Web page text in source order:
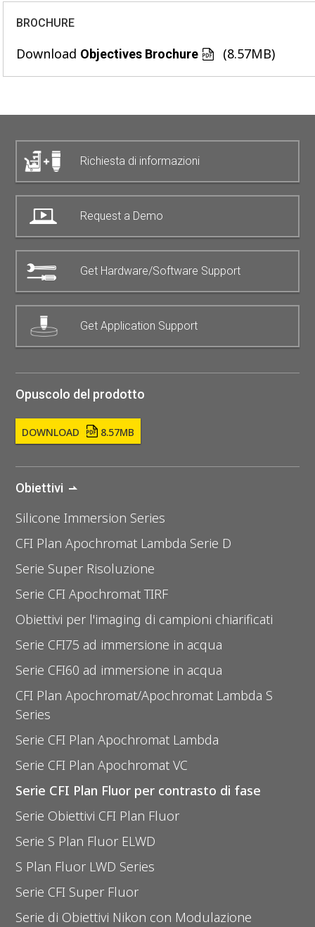
BROCHURE
Download Objectives Brochure (8.57MB)
Richiesta di informazioni
Request a Demo
Get Hardware/Software Support
Get Application Support
Opuscolo del prodotto
DOWNLOAD 8.57MB
Obiettivi
Silicone Immersion Series
CFI Plan Apochromat Lambda Serie D
Serie Super Risoluzione
Serie CFI Apochromat TIRF
Obiettivi per l'imaging di campioni chiarificati
Serie CFI75 ad immersione in acqua
Serie CFI60 ad immersione in acqua
CFI Plan Apochromat/Apochromat Lambda S
Series
Serie CFI Plan Apochromat Lambda
Serie CFI Plan Apochromat VC
Serie CFI Plan Fluor per contrasto di fase
Serie Obiettivi CFI Plan Fluor
Serie S Plan Fluor ELWD
S Plan Fluor LWD Series
Serie CFI Super Fluor
Serie di Obiettivi Nikon con Modulazione